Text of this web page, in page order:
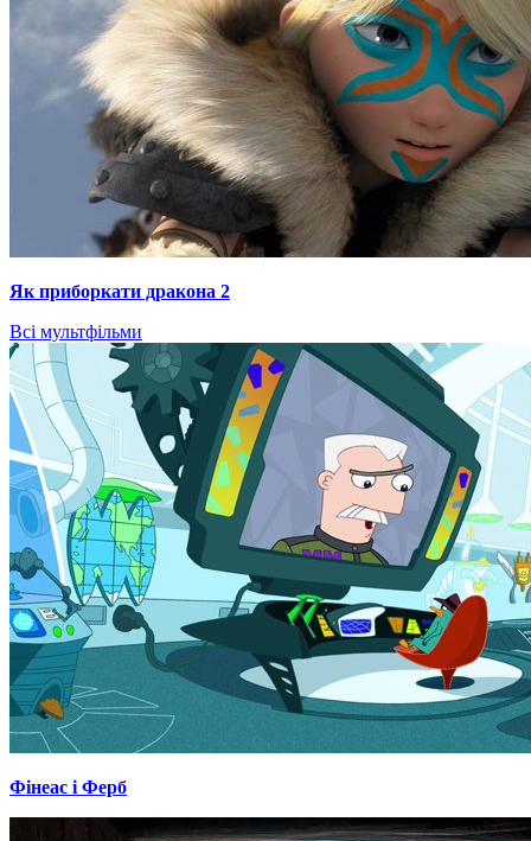
Як приборкати дракона 2
Всі мультфільми
Фінеас і Ферб